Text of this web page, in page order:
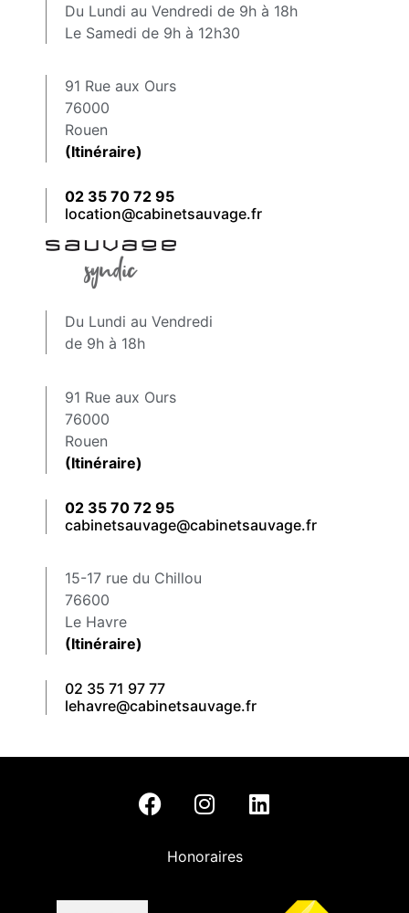
Du Lundi au Vendredi de 9h à 18h
Le Samedi de 9h à 12h30
91 Rue aux Ours
76000
Rouen
(Itinéraire)
02 35 70 72 95
location@cabinetsauvage.fr
Du Lundi au Vendredi
de 9h à 18h
91 Rue aux Ours
76000
Rouen
(Itinéraire)
02 35 70 72 95
cabinetsauvage@cabinetsauvage.fr
15-17 rue du Chillou
76600
Le Havre
(Itinéraire)
02 35 71 97 77
lehavre@cabinetsauvage.fr
Honoraires